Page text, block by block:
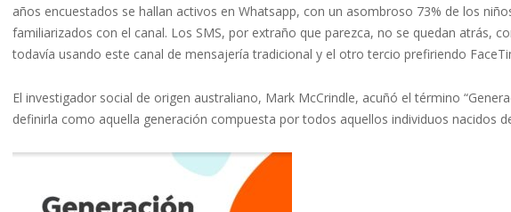
años encuestados se hallan activos en Whatsapp, con un asombroso 73% de los
familiarizados con el canal. Los SMS, por extraño que parezca, no se quedan atrás,
todavía usando este canal de mensajería tradicional y el otro tercio prefiriendo
El investigador social de origen australiano, Mark McCrindle, acuñó el término
definirla como aquella generación compuesta por todos aquellos individuos nacidos